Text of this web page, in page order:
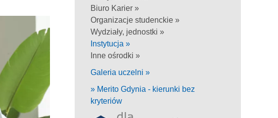
Biuro Karier »
Organizacje studenckie »
Wydziały, jednostki »
Instytucja »
Inne ośrodki »
Galeria uczelni »
» Merito Gdynia - kierunki bez
kryteriów